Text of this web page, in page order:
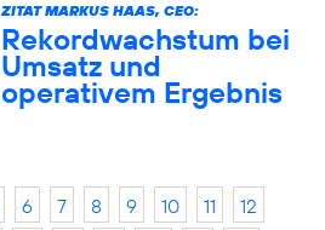
ZITAT MARKUS HAAS, CEO:
Rekordwachstum bei
Umsatz und
operativem Ergebnis
6 7 8 9 10 11
12